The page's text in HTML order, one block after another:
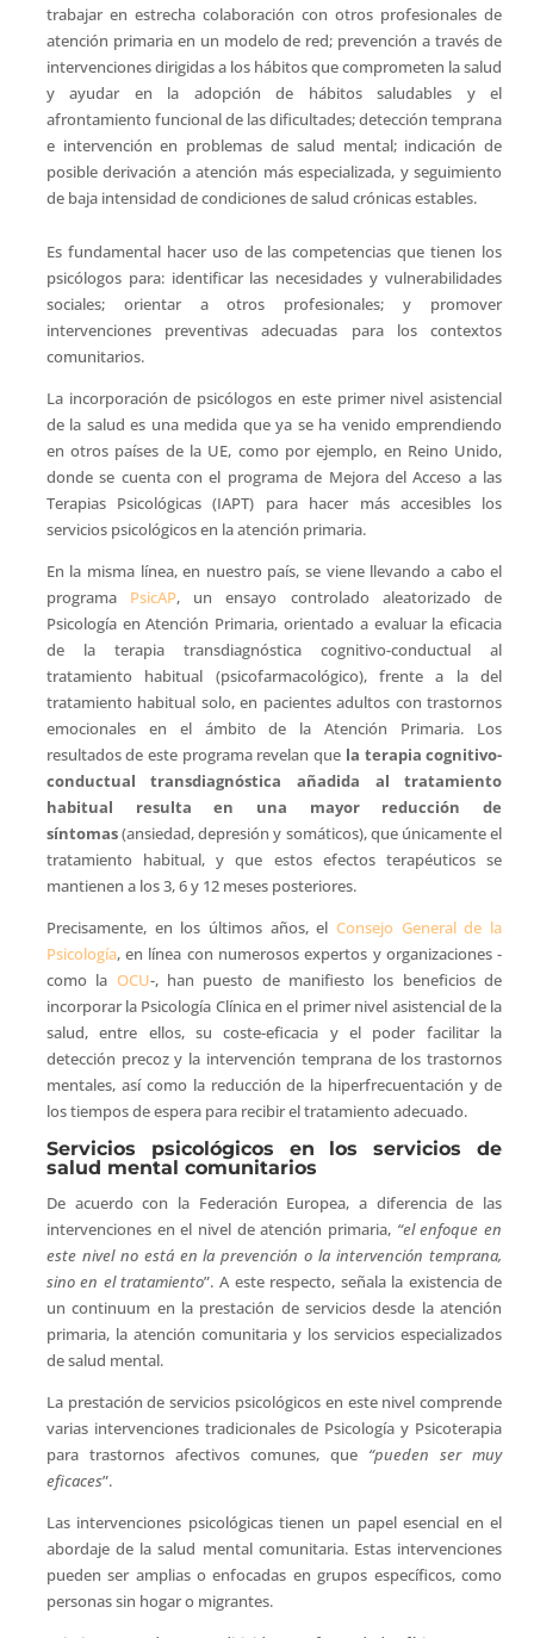
trabajar en estrecha colaboración con otros profesionales de
atención primaria en un modelo de red; prevención a través de
intervenciones dirigidas a los hábitos que comprometen la salud
y ayudar en la adopción de hábitos saludables y el
afrontamiento funcional de las dificultades; detección temprana
e intervención en problemas de salud mental; indicación de
posible derivación a atención más especializada, y seguimiento
de baja intensidad de condiciones de salud crónicas estables.
Es fundamental hacer uso de las competencias que tienen los
psicólogos para: identificar las necesidades y vulnerabilidades
sociales; orientar a otros profesionales; y promover
intervenciones preventivas adecuadas para los contextos
comunitarios.
La incorporación de psicólogos en este primer nivel asistencial
de la salud es una medida que ya se ha venido emprendiendo
en otros países de la UE, como por ejemplo, en Reino Unido,
donde se cuenta con el programa de Mejora del Acceso a las
Terapias Psicológicas (IAPT) para hacer más accesibles los
servicios psicológicos en la atención primaria.
En la misma línea, en nuestro país, se viene llevando a cabo el
programa PsicAP, un ensayo controlado aleatorizado de
Psicología en Atención Primaria, orientado a evaluar la eficacia
de la terapia transdiagnóstica cognitivo-conductual al
tratamiento habitual (psicofarmacológico), frente a la del
tratamiento habitual solo, en pacientes adultos con trastornos
emocionales en el ámbito de la Atención Primaria. Los
resultados de este programa revelan que la terapia cognitivo-
conductual transdiagnóstica añadida al tratamiento
habitual resulta en una mayor reducción de
síntomas(ansiedad, depresión y somáticos), que únicamente el
tratamiento habitual, y que estos efectos terapéuticos se
mantienen a los 3, 6 y 12 meses posteriores.
Precisamente, en los últimos años, elConsejo General de la
Psicología, en línea con numerosos expertos y organizaciones -
como la OCU-, han puesto de manifiesto los beneficios de
incorporar la Psicología Clínica en el primer nivel asistencial de la
salud, entre ellos, su coste-eficacia y el poder facilitar la
detección precoz y la intervención temprana de los trastornos
mentales, así como la reducción de la hiperfrecuentación y de
los tiempos de espera para recibir el tratamiento adecuado.
Servicios psicológicos en los servicios de
salud mental comunitarios
De acuerdo con la Federación Europea, a diferencia de las
intervenciones en el nivel de atención primaria, “el enfoque en
este nivel no está en la prevención o la intervención temprana,
sino en el tratamiento”. A este respecto, señala la existencia de
un continuum en la prestación de servicios desde la atención
primaria, la atención comunitaria y los servicios especializados
de salud mental.
La prestación de servicios psicológicos en este nivel comprende
varias intervenciones tradicionales de Psicología y Psicoterapia
para trastornos afectivos comunes, que “pueden ser muy
eficaces”.
Las intervenciones psicológicas tienen un papel esencial en el
abordaje de la salud mental comunitaria. Estas intervenciones
pueden ser amplias o enfocadas en grupos específicos, como
personas sin hogar o migrantes.